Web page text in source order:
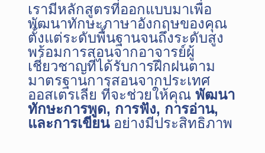
เรามีหลักสูตรที่ออกแบบมาเพื่อ
พัฒนาทักษะภาษาอังกฤษของคุณ
ตั้งแต่ระดับพื้นฐานจนถึงระดับสูง
พร้อมการสอนจากอาจารย์ผู้
เชี่ยวชาญที่ได้รับการฝึกฝนตาม
มาตรฐานการสอนจากประเทศ
ออสเตรเลีย ที่จะช่วยให้คุณพัฒนา
ทักษะการพูด, การฟัง, การอ่าน,
และการเขียนอย่างมีประสิทธิภาพ